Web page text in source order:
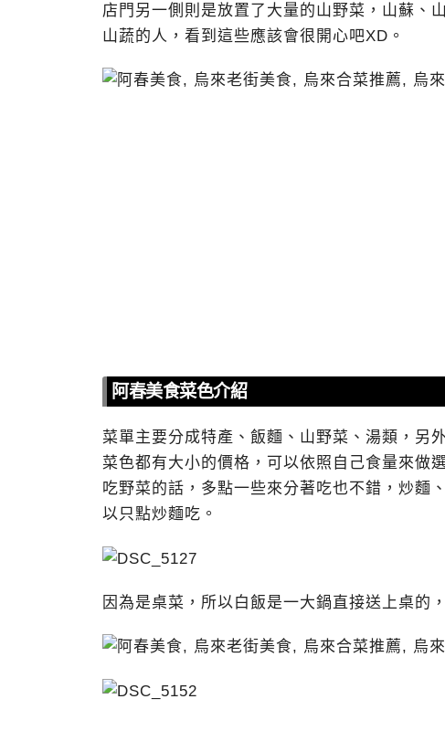
店門另一側則是放置了大量的山野菜，山蘇、
山蔬的人，看到這些應該會很開心吧XD。
阿春美食菜色介紹
菜單主要分成特產、飯麵、山野菜、湯類，另
菜色都有大小的價格，可以依照自己食量來做
吃野菜的話，多點一些來分著吃也不錯，炒麵
以只點炒麵吃。
因為是桌菜，所以白飯是一大鍋直接送上桌的